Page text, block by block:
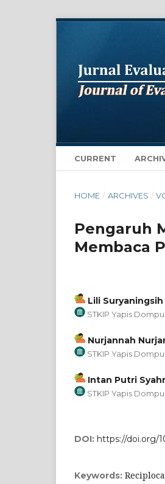
CURRENT
HOME / ARCHIVES /
Pengaruh
Membaca
Lili Suryaningsih
STKIP Yapis
Nurjannah
STKIP Yapis
Intan Putri
STKIP Yapis
DOI: https://doi.org/
Keywords: